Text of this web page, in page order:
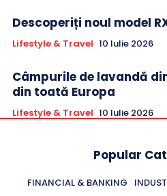
Descoperiți noul model
Lifestyle & Travel 10 Iulie 2026
Câmpurile de lavandă
din toată Europa
Lifestyle & Travel 10 Iulie 2026
Popular
FINANCIAL & BANKING